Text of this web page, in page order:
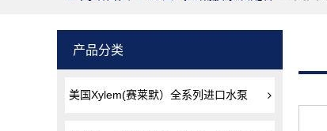
产品分类
美国Xylem(赛莱默）全系列进口水泵